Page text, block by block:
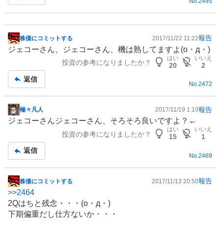
掲
示
事
株価にコミットする 2017/11/22 11:22報告
ジェコーさん、ジェコーさん、機は熟してますよ(o・д・)
投資の参考になりましたか？
はい
20
いいえ
2
返信
No.2472
掲
示
事
極々凡人 2017/11/19 1:10報告
ジェコーさんジェコーさん、そろそろ良いですよ？←
投資の参考になりましたか？
はい
15
いいえ
1
返信
No. 2469
掲
示
板
記
株価にコミットする 2017/11/13 20:50報告
>>2464
2Qはちと残念・・・(o・д・)
下期偏重だし仕方ないか・・・